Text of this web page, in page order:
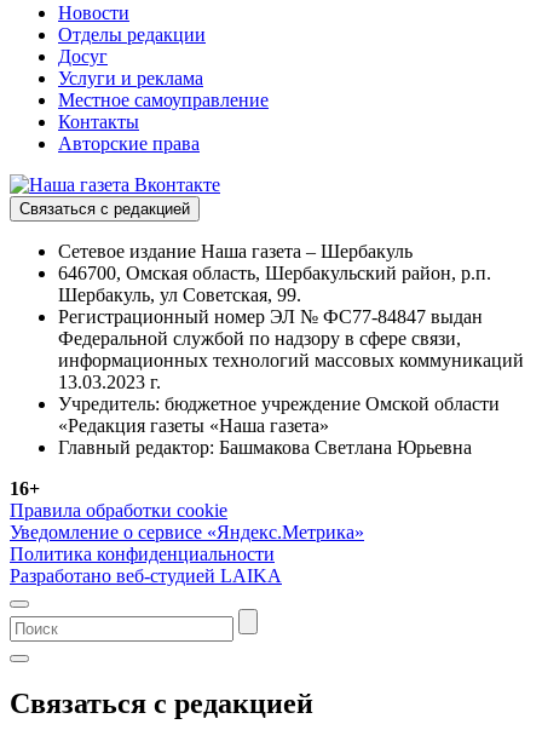
Новости
Отделы редакции
Досуг
Услуги и реклама
Местное самоуправление
Контакты
Авторские права
Связаться с редакцией
Сетевое издание Наша газета – Шербакуль
646700, Омская область, Шербакульский район, р.п.
Шербакуль, ул Советская, 99.
Регистрационный номер ЭЛ № ФС77-84847 выдан
Федеральной службой по надзору в сфере связи,
информационных технологий массовых коммуникаций
13.03.2023 г.
Учредитель: бюджетное учреждение Омской области
«Редакция газеты «Наша газета»
Главный редактор: Башмакова Светлана Юрьевна
16+
Правила обработки cookie
Уведомление о сервисе «Яндекс.Метрика»
Политика конфиденциальности
Разработано веб-студией LAIKA
Связаться с редакцией